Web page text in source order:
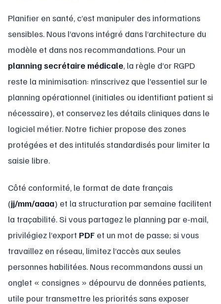
Planifier en santé, c’est manipuler des informations
sensibles. Nous l’avons intégré dans l’architecture du
modèle et dans nos recommandations. Pour un
planning secrétaire médicale, la règle d’or RGPD
reste la minimisation: n’inscrivez que l’essentiel sur le
planning opérationnel (initiales ou identifiant patient si
nécessaire), et conservez les détails cliniques dans le
logiciel métier. Notre fichier propose des zones
protégées et des intitulés standardisés pour limiter la
saisie libre.
Côté conformité, le format de date français
(jj/mm/aaaa) et la structuration par semaine facilitent
la traçabilité. Si vous partagez le planning par e-mail,
privilégiez l’export PDF et un mot de passe; si vous
travaillez en réseau, limitez l’accès aux seules
personnes habilitées. Nous recommandons aussi un
onglet « consignes » dépourvu de données patients,
utile pour transmettre les priorités sans exposer